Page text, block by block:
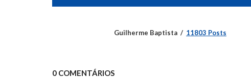
Guilherme Baptista 11803 Posts
0 COMENTÁRIOS